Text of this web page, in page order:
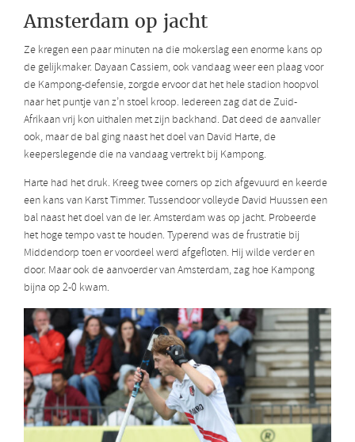
Amsterdam op jacht
Ze kregen een paar minuten na die mokerslag een enorme kans op
de gelijkmaker. Dayaan Cassiem, ook vandaag weer een plaag voor
de Kampong-defensie, zorgde ervoor dat het hele stadion hoopvol
naar het puntje van z’n stoel kroop. Iedereen zag dat de Zuid-
Afrikaan vrij kon uithalen met zijn backhand. Dat deed de aanvaller
ook, maar de bal ging naast het doel van David Harte, de
keeperslegende die na vandaag vertrekt bij Kampong.
Harte had het druk. Kreeg twee corners op zich afgevuurd en keerde
een kans van Karst Timmer. Tussendoor volleyde David Huussen een
bal naast het doel van de Ier. Amsterdam was op jacht. Probeerde
het hoge tempo vast te houden. Typerend was de frustratie bij
Middendorp toen er voordeel werd afgefloten. Hij wilde verder en
door. Maar ook de aanvoerder van Amsterdam, zag hoe Kampong
bijna op 2-0 kwam.